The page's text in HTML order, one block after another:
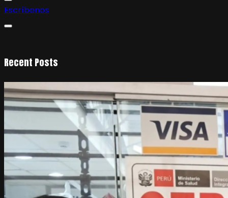
Escríbenos
Recent Posts